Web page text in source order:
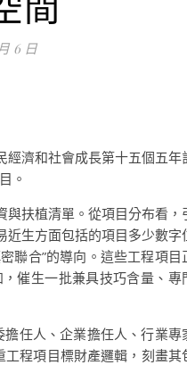
6 日
經濟和社會成長第十五個五年
。
扶植清單。從項目分布看，
生方面包括的項目多少數字
聯合”的導向。這些工程項目
催生一批兼具技巧含量、專
擔任人、企業擔任人、行業專
程項目標財產邏輯，刻畫其